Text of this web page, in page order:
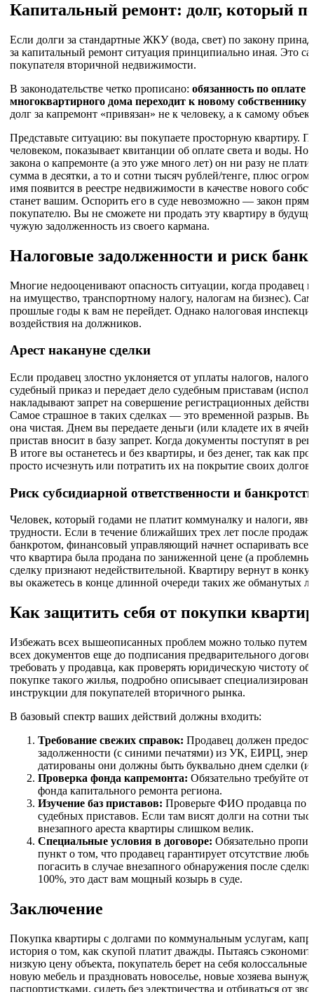
Капитальный ремонт: долг, который
Если долги за стандартные ЖКУ (вода, свет) по закону
за капитальный ремонт ситуация принципиально иная. Это
покупателя вторичной недвижимости.
В законодательстве четко прописано: обязанность по оплате
многоквартирного дома переходит к новому собственнику
долг за капремонт «привязан» не к человеку, а к самому
Представьте ситуацию: вы покупаете просторную квартиру.
человеком, показывает квитанции об оплате света и воды. Но
закона о капремонте (а это уже много лет) он ни разу не
сумма в десятки, а то и сотни тысяч рублей/тенге, плюс
имя появится в реестре недвижимости в качестве нового
станет вашим. Оспорить его в суде невозможно — закон прямо
покупателю. Вы не сможете ни продать эту квартиру в
чужую задолженность из своего кармана.
Налоговые задолженности и риск
Многие недооценивают опасность ситуации, когда продавец
на имущество, транспортному налогу, налогам на бизнес).
прошлые годы к вам не перейдет. Однако налоговая
воздействия на должников.
Арест накануне сделки
Если продавец злостно уклоняется от уплаты налогов,
судебный приказ и передает дело судебным приставам
накладывают запрет на совершение регистрационных
Самое страшное в таких сделках — это временной разрыв.
она чистая. Днем вы передаете деньги (или кладете их в
пристав вносит в базу запрет. Когда документы поступят в
В итоге вы останетесь и без квартиры, и без денег, так как
просто исчезнуть или потратить их на покрытие своих долгов.
Риск субсидиарной ответственности и
Человек, который годами не платит коммуналку и налоги,
трудности. Если в течение ближайших трех лет после
банкротом, финансовый управляющий начнет оспаривать все
что квартира была продана по заниженной цене (а
сделку признают недействительной. Квартиру вернут в
вы окажетесь в конце длинной очереди таких же обманутых
Как защитить себя от покупки
Избежать всех вышеописанных проблем можно только путем
всех документов еще до подписания предварительного
требовать у продавца, как проверять юридическую чистоту
покупке такого жилья, подробно описывает
инструкции для покупателей вторичного рынка.
В базовый спектр ваших действий должны входить:
Требование свежих справок: Продавец должен
задолженности (с синими печатями) из УК, ЕИРЦ,
датированы они должны быть буквально днем сделки
Проверка фонда капремонта: Обязательно требуйте
фонда капитального ремонта региона.
Изучение баз приставов: Проверьте ФИО продавца по
судебных приставов. Если там висят долги на сотни
внезапного ареста квартиры слишком велик.
Специальные условия в договоре: Обязательно
пункт о том, что продавец гарантирует отсутствие
погасить в случае внезапного обнаружения после
100%, это даст вам мощный козырь в суде.
Заключение
Покупка квартиры с долгами по коммунальным услугам,
история о том, как скупой платит дважды. Пытаясь
низкую цену объекта, покупатель берет на себя
новую мебель и праздновать новоселье, новые хозяева
паспортистками, сидеть без электричества и отбиваться от